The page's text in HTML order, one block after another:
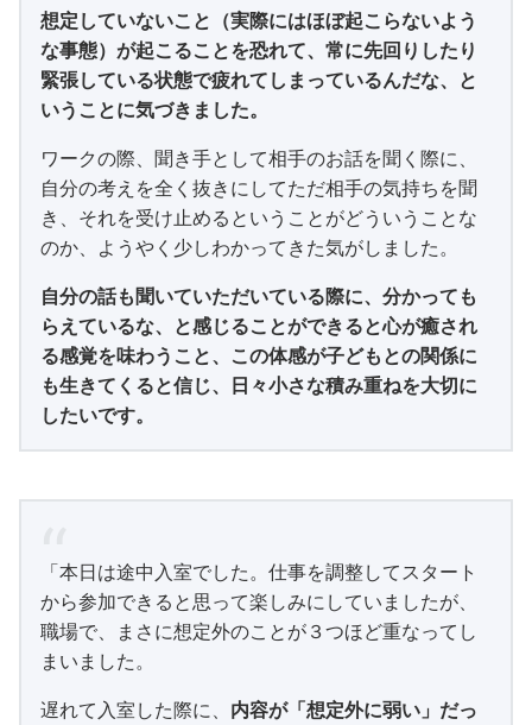
想定していないこと（実際にはほぼ起こらないよう
な事態）が起こることを恐れて、常に先回りしたり
緊張している状態で疲れてしまっているんだな、と
いうことに気づきました。
ワークの際、聞き手として相手のお話を聞く際に、
自分の考えを全く抜きにしてただ相手の気持ちを聞
き、それを受け止めるということがどういうことな
のか、ようやく少しわかってきた気がしました。
自分の話も聞いていただいている際に、分かっても
らえているな、と感じることができると心が癒され
る感覚を味わうこと、この体感が子どもとの関係に
も生きてくると信じ、日々小さな積み重ねを大切に
したいです。
「本日は途中入室でした。仕事を調整してスタート
から参加できると思って楽しみにしていましたが、
職場で、まさに想定外のことが３つほど重なってし
まいました。
遅れて入室した際に、 内容が「想定外に弱い」だっ